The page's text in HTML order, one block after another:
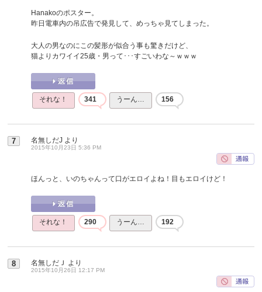
Hanakoのポスター。
昨日電車内の吊広告で発見して、めっちゃ見てしまった。
大人の男なのにこの髪形が似合う事も驚きだけど、
猫よりカワイイ25歳・男って･･･すごいわな～ｗｗｗ
それな！ 341 うーん… 156
7 名無しだJ より
2015年10月23日 5:36 PM
ほんっと、いのちゃんって口がエロイよね！目もエロイけど！
それな！ 290 うーん… 192
8 名無しだＪ より
2015年10月26日 12:17 PM